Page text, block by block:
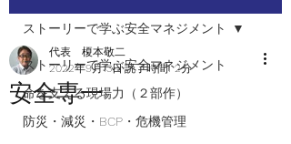
ストーリーで学ぶ安全マネジメント
命を支える現場力（２部作）
防災・減災・BCP・危機管理
ストーリーで学ぶ安全マネジメント
安全専一
代表 榎本敬二
2022年9月13日読了時間: 2分